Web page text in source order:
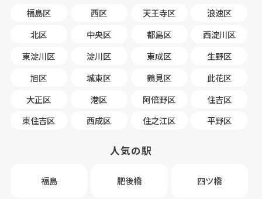
福島区 西区 天王寺区
浪速区
北区
中央区 都島区
西淀川区
東淀川区
淀川区 東成区
生野区
旭区
城東区 鶴見区
此花区
大正区
港区 阿倍野区
住吉区
東住吉区
西成区 住之江区 平野区
人気の駅
福島 肥後橋 四ツ橋